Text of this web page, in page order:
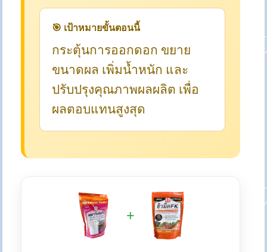
🎯 เป้าหมายขั้นตอนนี้
กระตุ้นการออกดอก ขยาย
ขนาดผล เพิ่มน้ำหนัก และ
ปรับปรุงคุณภาพผลผลิต เพื่อ
ผลตอบแทนสูงสุด
+